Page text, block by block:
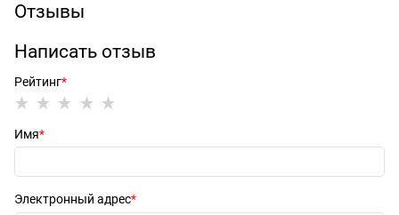
Отзывы
Написать отзыв
Рейтинг
Имя
Электронный адрес